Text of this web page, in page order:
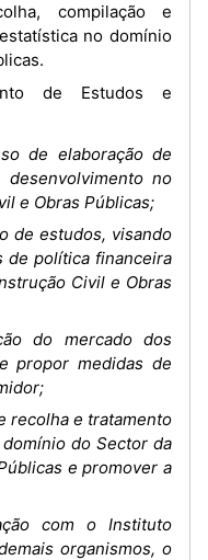
compilação e
no domínio
de elaboração de
no
e Obras Públicas;
de estudos, visando
de política financeira
Civil e Obras
do mercado dos
propor medidas de
recolha e tratamento
do Sector da
e promover a
com o Instituto
organismos, o